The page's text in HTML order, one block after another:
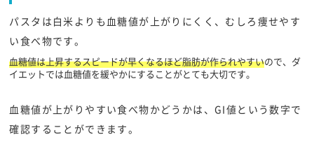
パスタは白米よりも血糖値が上がりにくく、むしろ痩せやす
い食べ物です。
血糖値は上昇するスピードが早くなるほど脂肪が作られやすいので、ダ
イエットでは血糖値を緩やかにすることがとても大切です。
血糖値が上がりやすい食べ物かどうかは、GI値という数字で
確認することができます。